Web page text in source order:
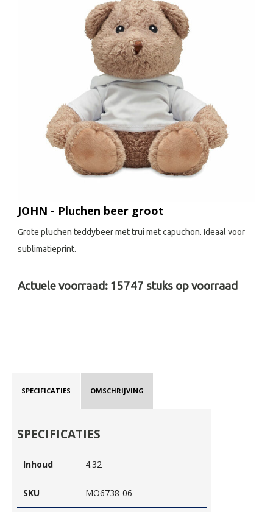
JOHN - Pluchen beer groot
Grote pluchen teddybeer met trui met capuchon. Ideaal voor
sublimatieprint.
Actuele voorraad: 15747 stuks op voorraad
SPECIFICATIES OMSCHRIJVING
SPECIFICATIES
Inhoud 4.32
SKU MO6738-06